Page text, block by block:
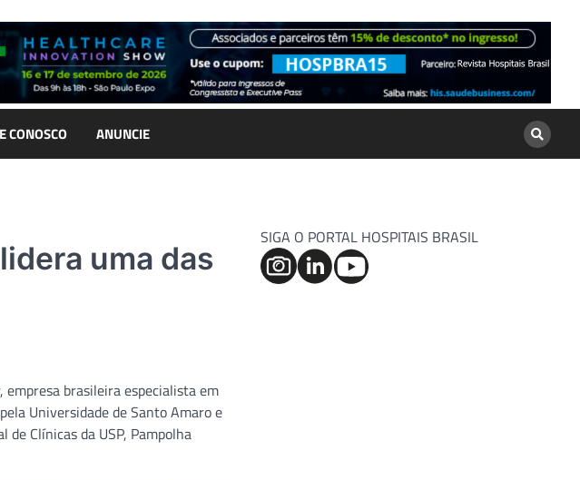
CONOSCO ANUNCIE
uma das
empresa brasileira especialista em
Universidade de Santo Amaro e
Clínicas da USP, Pampolha
SIGA O PORTAL HOSPITAIS BRASIL